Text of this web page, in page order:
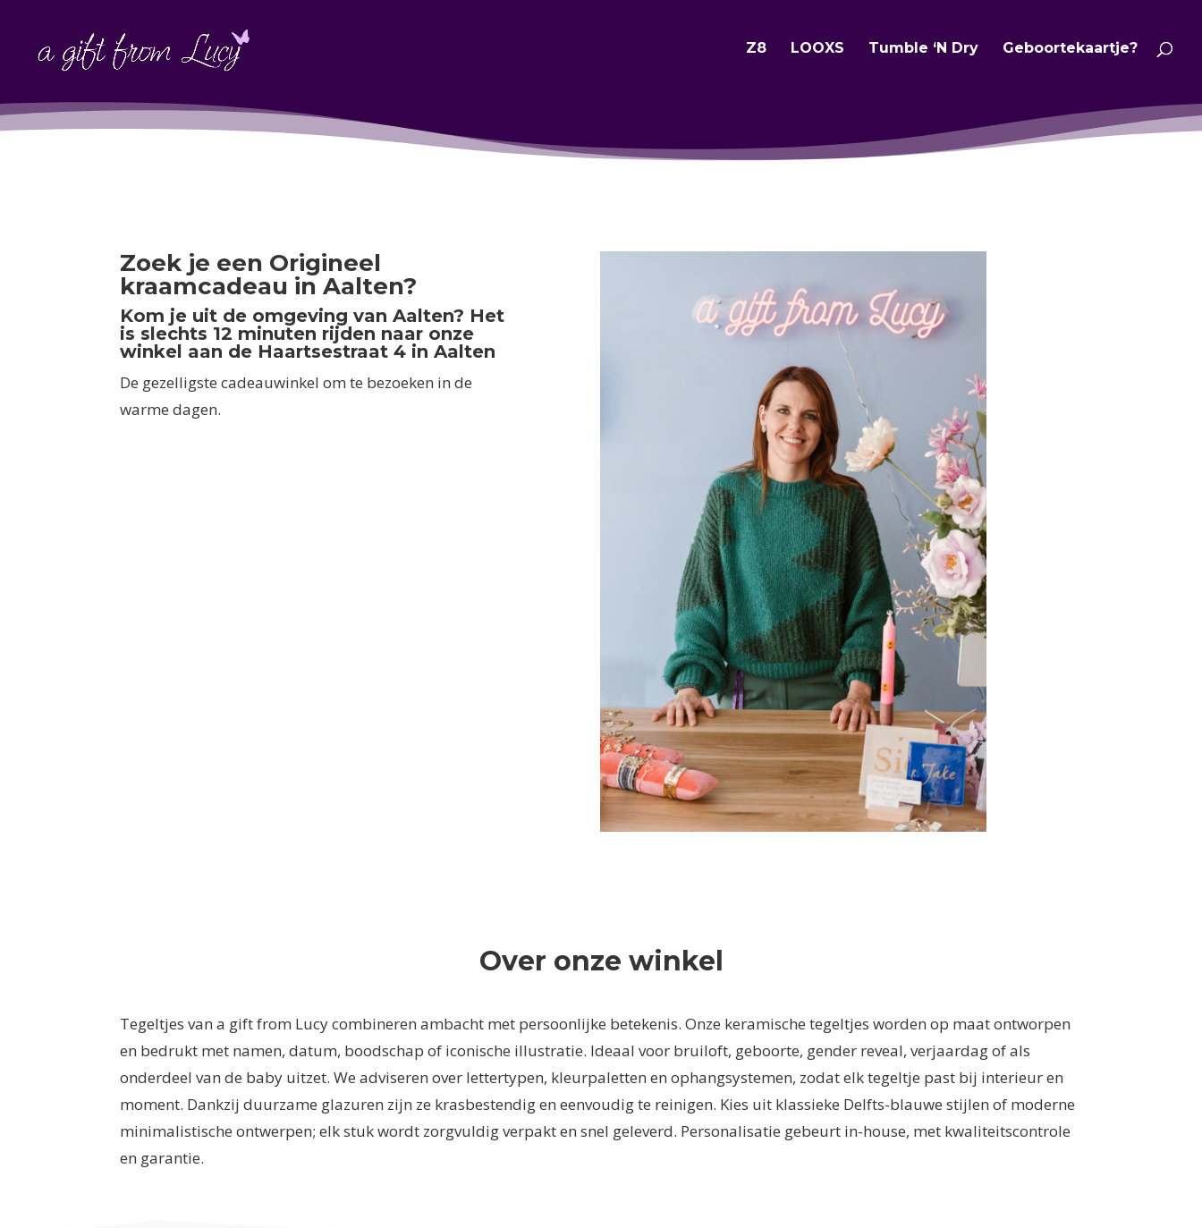
Z8 LOOXS Tumble ‘N Dry Geboortekaartje?
Zoek je een Origineel
kraamcadeau in Aalten?
Kom je uit de omgeving van Aalten? Het
is slechts 12 minuten rijden naar onze
winkel aan de Haartsestraat 4 in Aalten
De gezelligste cadeauwinkel om te bezoeken in de
warme dagen.
Over onze winkel
Tegeltjes van a gift from Lucy combineren ambacht met persoonlijke betekenis. Onze keramische tegeltjes worden op maat ontworpen
en bedrukt met namen, datum, boodschap of iconische illustratie. Ideaal voor bruiloft, geboorte, gender reveal, verjaardag of als
onderdeel van de baby uitzet. We adviseren over lettertypen, kleurpaletten en ophangsystemen, zodat elk tegeltje past bij interieur en
moment. Dankzij duurzame glazuren zijn ze krasbestendig en eenvoudig te reinigen. Kies uit klassieke Delfts-blauwe stijlen of moderne
minimalistische ontwerpen; elk stuk wordt zorgvuldig verpakt en snel geleverd. Personalisatie gebeurt in-house, met kwaliteitscontrole
en garantie.